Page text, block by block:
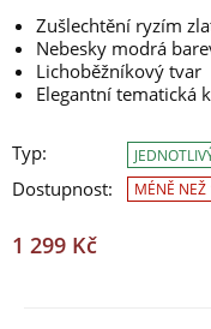
Zušlechtění ryzím
Nebesky modrá
Lichoběžníkový tvar
Elegantní tematická
Typ:
Dostupnost:
MÉNĚ NEŽ
1 299 Kč